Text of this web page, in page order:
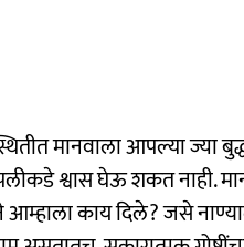
मानवाला आपल्या ज्या
श्वास घेऊ शकत नाही.
आम्हाला काय दिले? जसे